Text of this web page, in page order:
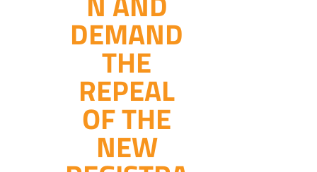
DEMAND
THE
REPEAL
OF THE
NEW